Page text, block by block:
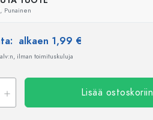
Punainen
alkaen 1,99 €
ilman toimituskuluja
Lisää ostoskoriin